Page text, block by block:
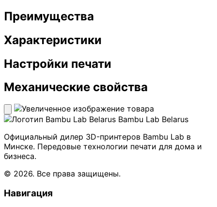
Преимущества
Характеристики
Настройки печати
Механические свойства
Bambu Lab Belarus
Официальный дилер 3D-принтеров Bambu Lab в
Минске. Передовые технологии печати для дома и
бизнеса.
© 2026. Все права защищены.
Навигация